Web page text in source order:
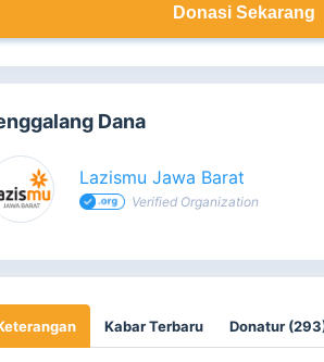
Donasi Sekarang
Dana
Lazismu Jawa Barat
Verified Organization
Kabar Terbaru Donatur